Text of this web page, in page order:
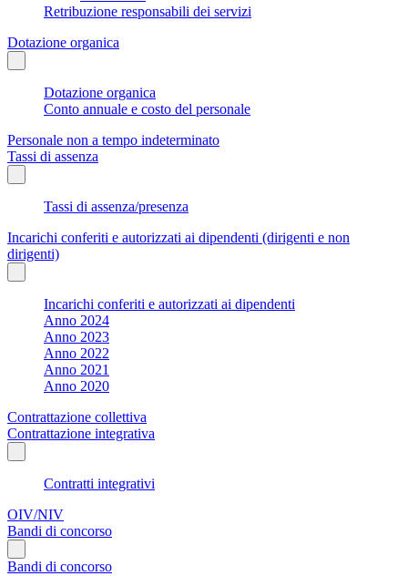
Retribuzione responsabili dei servizi
Dotazione organica
Dotazione organica
Conto annuale e costo del personale
Personale non a tempo indeterminato
Tassi di assenza
Tassi di assenza/presenza
Incarichi conferiti e autorizzati ai dipendenti (dirigenti e non
dirigenti)
Incarichi conferiti e autorizzati ai dipendenti
Anno 2024
Anno 2023
Anno 2022
Anno 2021
Anno 2020
Contrattazione collettiva
Contrattazione integrativa
Contratti integrativi
OIV/NIV
Bandi di concorso
Bandi di concorso